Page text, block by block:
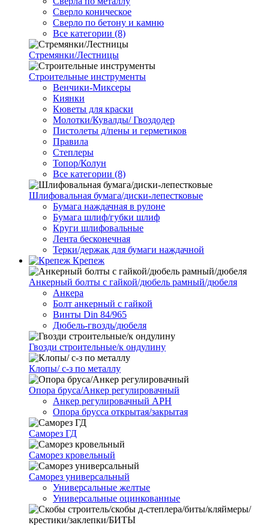
Сверло коническое
Сверло по бетону и камню
Все категории (8)
Стремянки/Лестницы
Строительные инструменты
Венчики-Миксеры
Киянки
Кюветы для краски
Молотки/Кувалды/ Гвоздодер
Пистолеты д/пены и герметиков
Правила
Степлеры
Топор/Колун
Все категории (8)
Шлифовальная бумага/диски-лепестковые
Бумага наждачная в рулоне
Бумага шлиф/губки шлиф
Круги шлифовальные
Лента бесконечная
Терки/держак для бумаги наждачной
Крепеж
Анкерный болты с гайкой/дюбель рамный/дюбеля
Анкера
Болт анкерный с гайкой
Винты Din 84/965
Дюбель-гвоздь/дюбеля
Гвозди строительные/к ондулину
Клопы/ с-з по металлу
Опора бруса/Анкер регулировачный
Анкер регулировачный АРН
Опора брусса открытая/закрытая
Саморез ГД
Саморез кровельный
Саморез универсальный
Универсальные желтые
Универсальные оцинкованные